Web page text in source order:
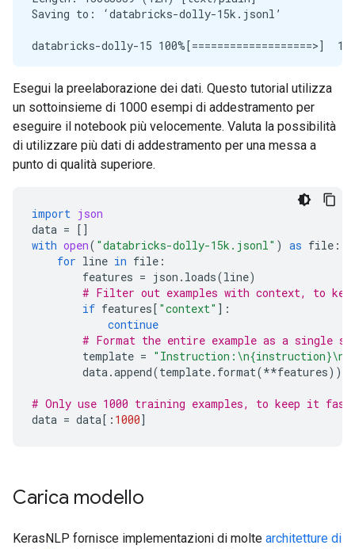
Saving to: ‘databricks-dolly-15k.jsonl’
databricks-dolly-15 100%[===================>]
Esegui la preelaborazione dei dati. Questo tutorial utilizza
un sottoinsieme di 1000 esempi di addestramento per
eseguire il notebook più velocemente. Valuta la possibilità
di utilizzare più dati di addestramento per una messa a
punto di qualità superiore.
import json
data = []
with open( "databricks-dolly-15k.jsonl" ) as file :
for line in file :
features = json . loads(line)
# Filter out examples with context, to
if features[ "context" ]:
continue
# Format the entire example as a single
template = "Instruction: \n{instruction}
data.append(template. format(**features))
# Only use 1000 training examples, to keep it
data = data[: 1000]
Carica modello
KerasNLP fornisce implementazioni di molte architetture di